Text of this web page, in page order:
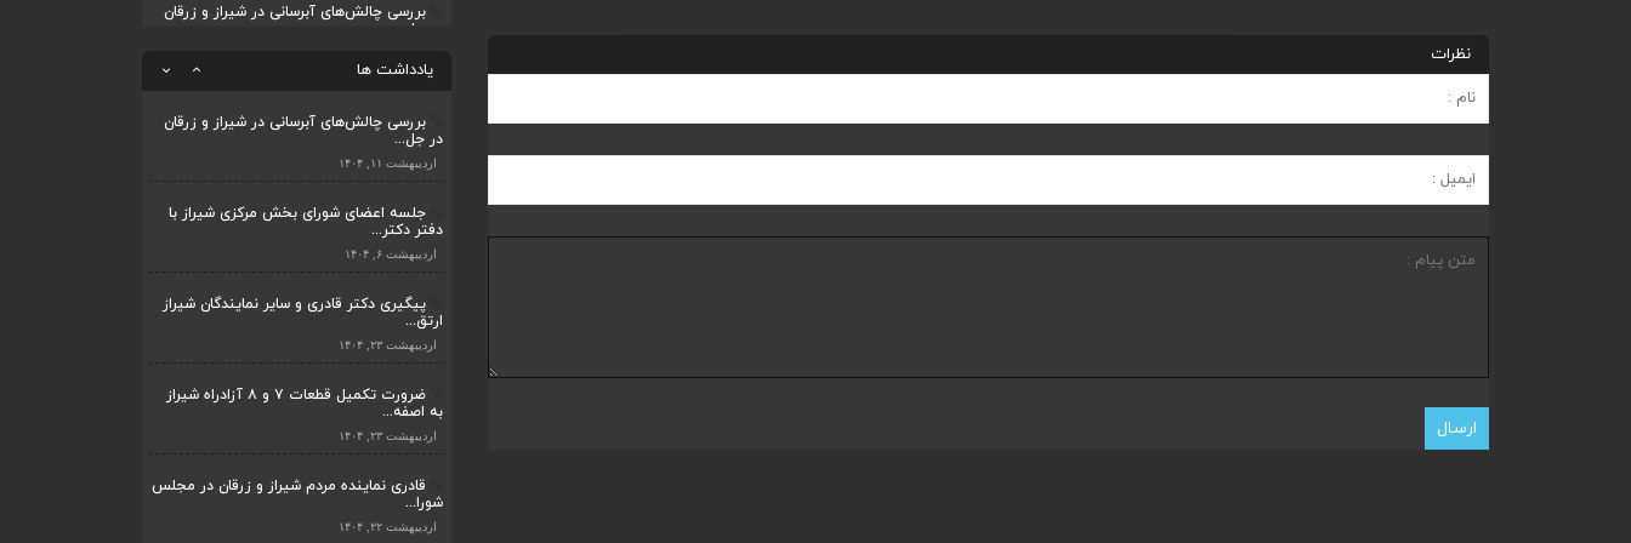
نظرات
بررسی چالش‌های آبرسانی در شیراز و زرقان
در جل...
یادداشت ها
قادری نماینده مردم شیراز و زرقان در مجلس
اردیبهشت ۲۲, ۱۴۰۴
بررسی چالش‌های آبرسانی در شیراز و زرقان
در جل...
اردیبهشت ۱۱, ۱۴۰۴
جلسه اعضای شورای بخش مرکزی شیراز با
دفتر دکتر...
اردیبهشت ۶, ۱۴۰۴
پیگیری دکتر قادری و سایر نمایندگان شیراز
ارتق...
اردیبهشت ۲۳, ۱۴۰۴
ضرورت تکمیل قطعات ۷ و ۸ آزادراه شیراز
به اصفه...
اردیبهشت ۲۳, ۱۴۰۴
قادری نماینده مردم شیراز و زرقان در مجلس
شورا...
اردیبهشت ۲۲, ۱۴۰۴